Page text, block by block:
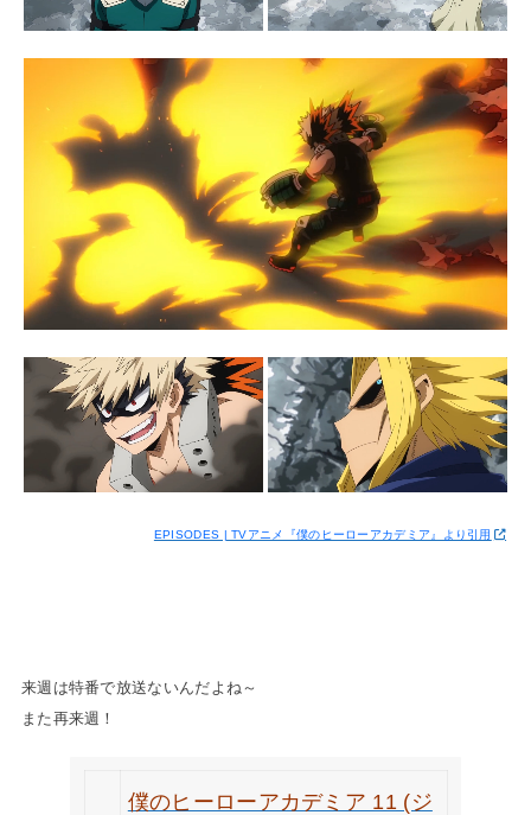
EPISODES | TVアニメ『僕のヒーローアカデミア』より引用
来週は特番で放送ないんだよね～
また再来週！
僕のヒーローアカデミア 11 (ジ